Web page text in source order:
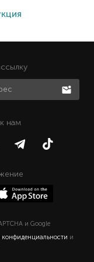
нам
и Google
конфиденциальности и